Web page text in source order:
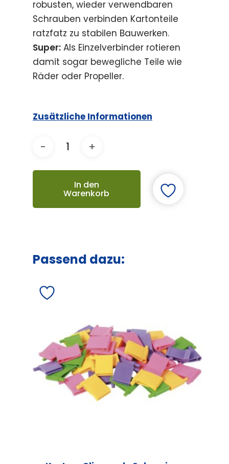
robusten, wieder verwendbaren
Schrauben verbinden Kartonteile
ratzfatz zu stabilen Bauwerken.
Super: Als Einzelverbinder rotieren
damit sogar bewegliche Teile wie
Räder oder Propeller.
Zusätzliche Informationen
In den
Warenkorb
Passend dazu: